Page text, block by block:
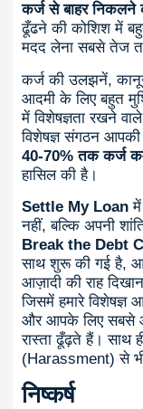
कर्ज से बाहर निकलने
ढूँढने की कोशिश में
मदद लेना सबसे तेज
कर्ज की उलझनें,
आदमी के लिए बहुत
में विशेषज्ञता रखने वाले
विशेषज्ञ संगठन
40-70% तक कर्ज
हासिल की है।
Settle My Loan
नहीं, बल्कि अपनी
Break the Debt
साथ शुरू की गई है,
आज़ादी की राह
जिसमें हमारे
और आपके लिए सबसे
रास्ता ढूँढ़ते हैं। साथ
(Harassment) से
निष्कर्ष